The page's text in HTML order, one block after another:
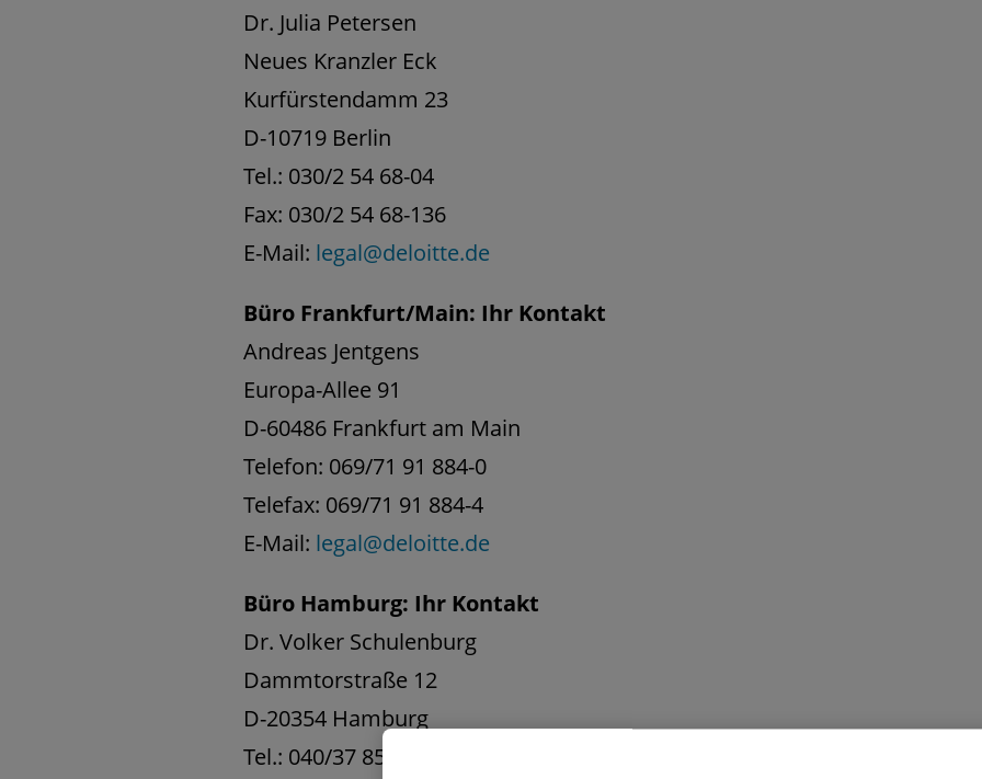
Dr. Julia Petersen
Neues Kranzler Eck
Kurfürstendamm 23
D-10719 Berlin
Tel.: 030/2 54 68-04
Fax: 030/2 54 68-136
E-Mail: legal@deloitte.de
Büro Frankfurt/Main: Ihr Kontakt
Andreas Jentgens
Europa-Allee 91
D-60486 Frankfurt am Main
Telefon: 069/71 91 884-0
Telefax: 069/71 91 884-4
E-Mail: legal@deloitte.de
Büro Hamburg: Ihr Kontakt
Dr. Volker Schulenburg
Dammtorstraße 12
D-20354 Hamburg
Tel.: 040/37 85 38-0